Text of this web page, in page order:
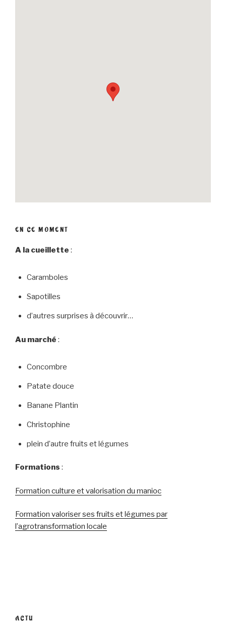
EN CE MOMENT
A la cueillette :
Caramboles
Sapotilles
d’autres surprises à découvrir…
Au marché :
Concombre
Patate douce
Banane Plantin
Christophine
plein d’autre fruits et légumes
Formations :
Formation culture et valorisation du manioc
Formation valoriser ses fruits et légumes par
l’agrotransformation locale
ACTU